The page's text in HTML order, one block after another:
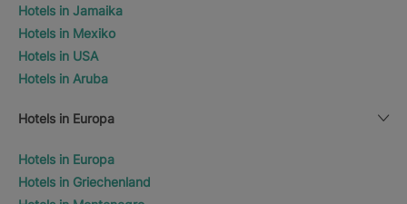
Hotels in Jamaika
Hotels in Mexiko
Hotels in USA
Hotels in Aruba
Hotels in Europa
Hotels in Europa
Hotels in Griechenland